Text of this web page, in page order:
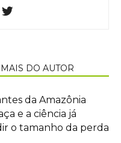
MAIS DO AUTOR
da Amazônia
e a ciência já
o tamanho da perda